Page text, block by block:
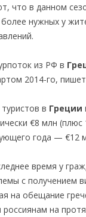
что в данном
нужных у
из РФ в
2014-го,
в Греции
€8 млн (плюс
года — €12
время у
с получением
на обещание
на